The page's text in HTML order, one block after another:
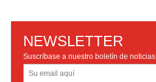
NEWSLETTER
Suscríbase a nuestro boletín de noticias